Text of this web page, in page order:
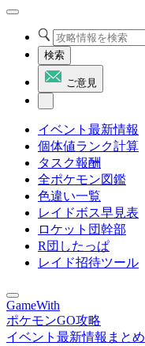
検索
ご意見
イベント最新情報
個体値ランク計算
タスク報酬
全ポケモン図鑑
色違い一覧
レイドボス早見表
ロケット団幹部
R団したっぱ
レイド招待ツール
GameWith
ポケモンGO攻略
イベント最新情報まとめ